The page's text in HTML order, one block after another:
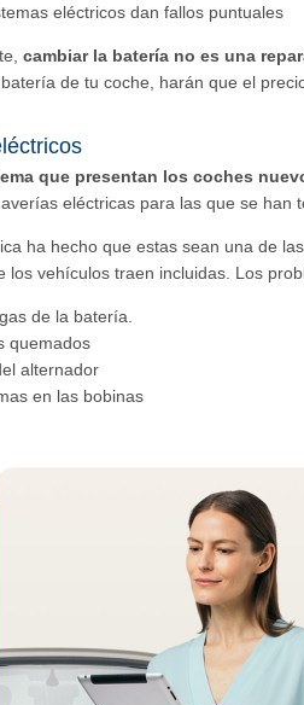
eléctricos dan fallos puntuales
cambiar la batería no es una
de tu coche, harán que el
que presentan los coches
eléctricas para las que se
ha hecho que estas sean una de
los vehículos traen incluidas. Los
de la batería.
quemados
alternador
en las bobinas